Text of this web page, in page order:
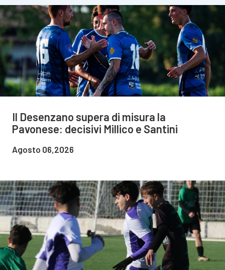
Il Desenzano supera di misura la
Pavonese: decisivi Millico e Santini
Agosto 06,2026